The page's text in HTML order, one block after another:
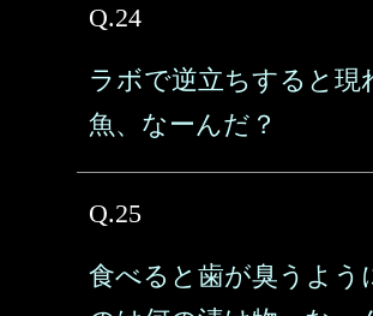
Q.24
ラボで逆立ちすると現
魚、なーんだ？
Q.25
食べると歯が臭うよう